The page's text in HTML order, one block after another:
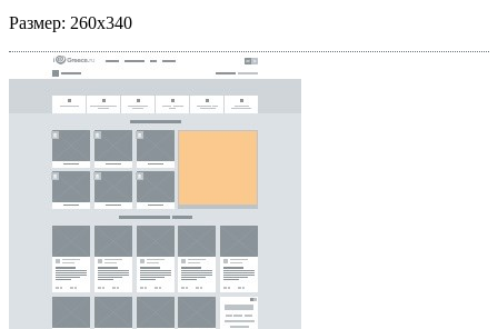
Размер: 260x340